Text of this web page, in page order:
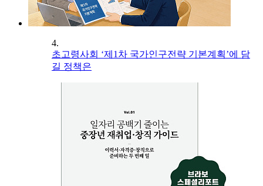
4.
초고령사회 ‘제1차 국가인구전략 기본계획’에 담
길 정책은